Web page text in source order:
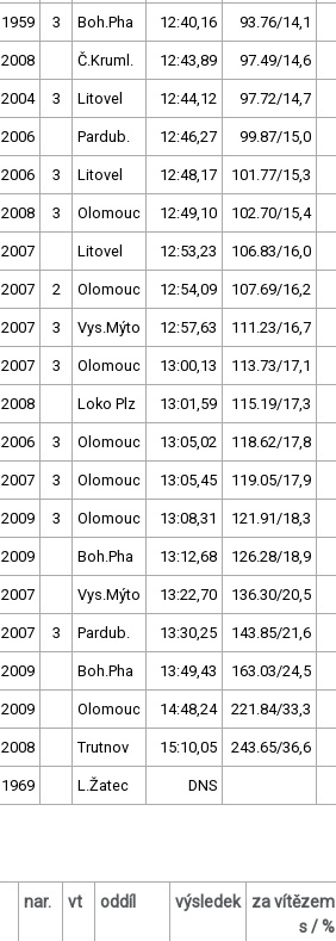
1959 3 Boh.Pha 12:40,16 93.76/14,1
2008 Č.Kruml. 12:43,89 97.49/14,6
2004 3 Litovel 12:44,12 97.72/14,7
2006 Pardub. 12:46,27 99.87/15,0
2006 3 Litovel 12:48,17 101.77/15,3
2008 3 Olomouc 12:49,10 102.70/15,4
2007 Litovel 12:53,23 106.83/16,0
2007 2 Olomouc 12:54,09 107.69/16,2
2007 3 Vys.Mýto 12:57,63 111.23/16,7
2007 3 Olomouc 13:00,13 113.73/17,1
2008 Loko Plz 13:01,59 115.19/17,3
2006 3 Olomouc 13:05,02 118.62/17,8
2007 3 Olomouc 13:05,45 119.05/17,9
2009 3 Olomouc 13:08,31 121.91/18,3
2009 Boh.Pha 13:12,68 126.28/18,9
2007 Vys.Mýto 13:22,70 136.30/20,5
2007 3 Pardub. 13:30,25 143.85/21,6
2009 Boh.Pha 13:49,43 163.03/24,5
2009 Olomouc 14:48,24 221.84/33,3
2008 Trutnov 15:10,05 243.65/36,6
1969 L.Žatec DNS
nar. vt oddíl výsledek
za vítězem
s / %